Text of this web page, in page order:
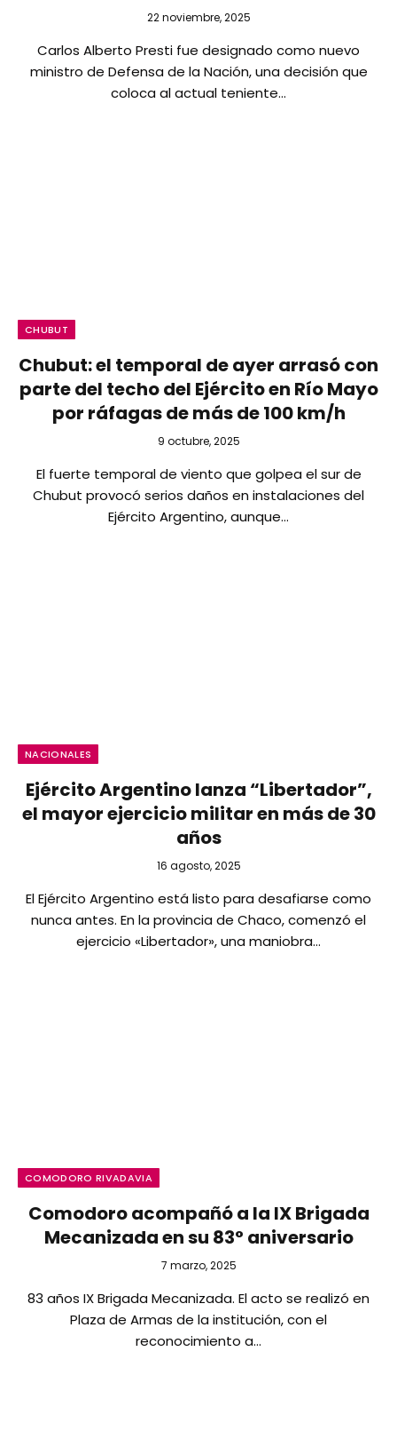
22 noviembre, 2025
Carlos Alberto Presti fue designado como nuevo
ministro de Defensa de la Nación, una decisión que
coloca al actual teniente…
CHUBUT
Chubut: el temporal de ayer arrasó con
parte del techo del Ejército en Río Mayo
por ráfagas de más de 100 km/h
9 octubre, 2025
El fuerte temporal de viento que golpea el sur de
Chubut provocó serios daños en instalaciones del
Ejército Argentino, aunque…
NACIONALES
Ejército Argentino lanza “Libertador”,
el mayor ejercicio militar en más de 30
años
16 agosto, 2025
El Ejército Argentino está listo para desafiarse como
nunca antes. En la provincia de Chaco, comenzó el
ejercicio «Libertador», una maniobra…
COMODORO RIVADAVIA
Comodoro acompañó a la IX Brigada
Mecanizada en su 83° aniversario
7 marzo, 2025
83 años IX Brigada Mecanizada. El acto se realizó en
Plaza de Armas de la institución, con el
reconocimiento a…